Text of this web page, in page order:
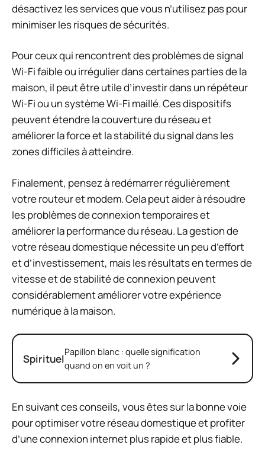
désactivez les services que vous n’utilisez pas pour
minimiser les risques de sécurités.
Pour ceux qui rencontrent des problèmes de signal
Wi-Fi faible ou irrégulier dans certaines parties de la
maison, il peut être utile d’investir dans un répéteur
Wi-Fi ou un système Wi-Fi maillé. Ces dispositifs
peuvent étendre la couverture du réseau et
améliorer la force et la stabilité du signal dans les
zones difficiles à atteindre.
Finalement, pensez à redémarrer régulièrement
votre routeur et modem. Cela peut aider à résoudre
les problèmes de connexion temporaires et
améliorer la performance du réseau. La gestion de
votre réseau domestique nécessite un peu d’effort
et d’investissement, mais les résultats en termes de
vitesse et de stabilité de connexion peuvent
considérablement améliorer votre expérience
numérique à la maison.
SpirituelPapillon blanc : quelle signification
quand on en voit un ?
En suivant ces conseils, vous êtes sur la bonne voie
pour optimiser votre réseau domestique et profiter
d’une connexion internet plus rapide et plus fiable.